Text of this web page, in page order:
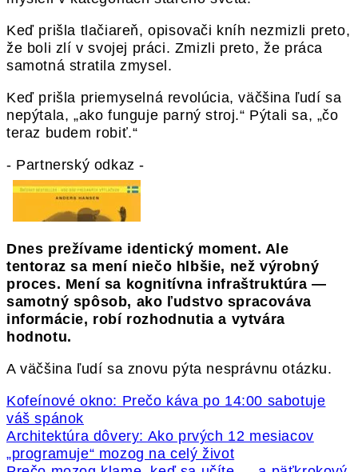
Keď prišla tlačiareň, opisovači kníh nezmizli preto,
že boli zlí v svojej práci. Zmizli preto, že práca
samotná stratila zmysel.
Keď prišla priemyselná revolúcia, väčšina ľudí sa
nepýtala, „ako funguje parný stroj.“ Pýtali sa, „čo
teraz budem robiť.“
- Partnerský odkaz -
Dnes prežívame identický moment. Ale
tentoraz sa mení niečo hlbšie, než výrobný
proces. Mení sa kognitívna infraštruktúra —
samotný spôsob, ako ľudstvo spracováva
informácie, robí rozhodnutia a vytvára
hodnotu.
A väčšina ľudí sa znovu pýta nesprávnu otázku.
Kofeínové okno: Prečo káva po 14:00 sabotuje
váš spánok
Architektúra dôvery: Ako prvých 12 mesiacov
„programuje“ mozog na celý život